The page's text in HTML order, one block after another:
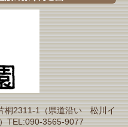
桐2311-1（県道沿い 松川イ
TEL:090-3565-9077